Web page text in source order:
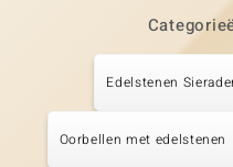
Edelstenen
Oorbellen met edelstenen